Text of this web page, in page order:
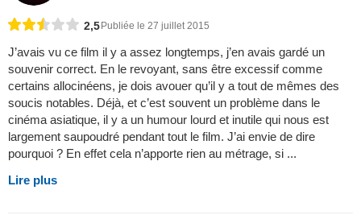
2,5 Publiée le 27 juillet 2015
J’avais vu ce film il y a assez longtemps, j’en avais gardé un
souvenir correct. En le revoyant, sans être excessif comme
certains allocinéens, je dois avouer qu’il y a tout de mêmes des
soucis notables. Déjà, et c’est souvent un problème dans le
cinéma asiatique, il y a un humour lourd et inutile qui nous est
largement saupoudré pendant tout le film. J’ai envie de dire
pourquoi ? En effet cela n’apporte rien au métrage, si ...
Lire plus